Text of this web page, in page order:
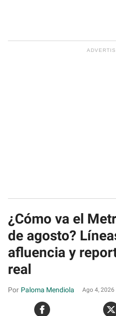
¿Cómo va el
de agosto?
afluencia y
real
Paloma Mendiola Ago 4, 2026